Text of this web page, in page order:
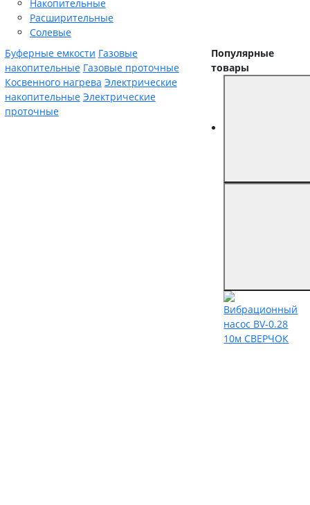
Накопительные
Расширительные
Солевые
Буферные емкости Газовые
накопительные Газовые проточные
Косвенного нагрева Электрические
накопительные Электрические
проточные
Популярные
товары